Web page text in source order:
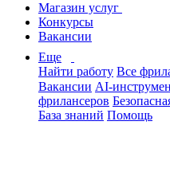
Магазин услуг
Конкурсы
Вакансии
Еще
Найти работу Все
Вакансии AI-
фрилансеров
База знаний Помощь